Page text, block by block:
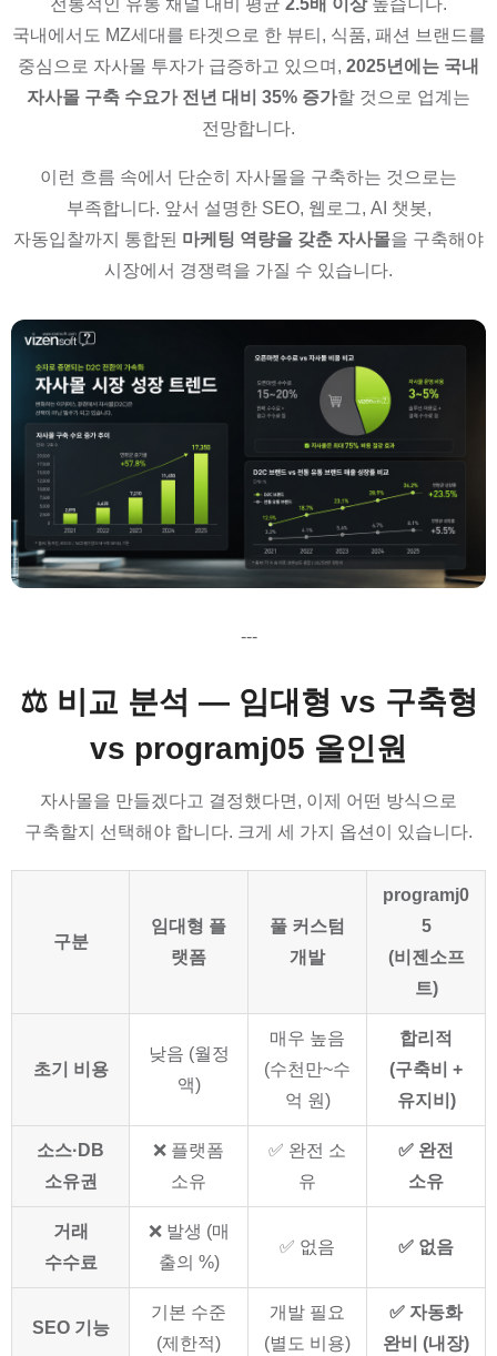
국내에서도 MZ세대를 타겟으로 한 뷰티, 식품, 패션 브랜드를
중심으로 자사몰 투자가 급증하고 있으며, 2025년에는 국내
자사몰 구축 수요가 전년 대비 35% 증가할 것으로 업계는
전망합니다.
이런 흐름 속에서 단순히 자사몰을 구축하는 것으로는
부족합니다. 앞서 설명한 SEO, 웹로그, AI 챗봇,
자동입찰까지 통합된 마케팅 역량을 갖춘 자사몰을 구축해야
시장에서 경쟁력을 가질 수 있습니다.
---
⚖️ 비교 분석 — 임대형 vs 구축형
vs programj05 올인원
자사몰을 만들겠다고 결정했다면, 이제 어떤 방식으로
구축할지 선택해야 합니다. 크게 세 가지 옵션이 있습니다.
구분
임대형 플
랫폼
풀 커스텀
개발
programj0
5
(비젠소프
트)
초기 비용
낮음 (월정
액)
매우 높음
(수천만~수
억 원)
합리적
(구축비 +
유지비)
소스·DB
소유권
❌ 플랫폼
소유
✅ 완전 소
유
✅ 완전
소유
거래
수수료
❌ 발생 (매
출의 %)
✅ 없음 ✅ 없음
SEO 기능
기본 수준
(제한적)
개발 필요
(별도 비용)
✅ 자동화
완비 (내장)